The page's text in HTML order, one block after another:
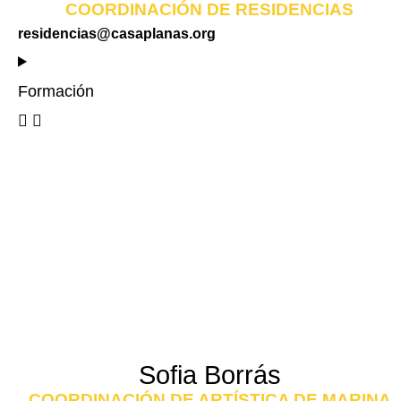
COORDINACIÓN DE RESIDENCIAS
residencias@casaplanas.org
Formación
Sofia Borrás